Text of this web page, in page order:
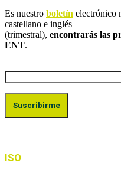
Es nuestro boletín electrónico
castellano e inglés
(trimestral), encontrarás las
ENT.
ISO